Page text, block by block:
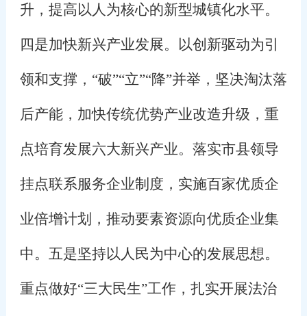
升，提高以人为核心的新型城镇化水平。
四是加快新兴产业发展。以创新驱动为引
领和支撑，“破”“立”“降”并举，坚决淘汰落
后产能，加快传统优势产业改造升级，重
点培育发展六大新兴产业。落实市县领导
挂点联系服务企业制度，实施百家优质企
业倍增计划，推动要素资源向优质企业集
中。五是坚持以人民为中心的发展思想。
重点做好“三大民生”工作，扎实开展法治